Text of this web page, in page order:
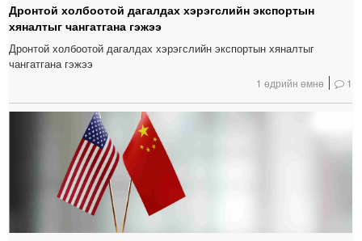
Дронтой холбоотой дагалдах хэрэгслийн экспортын
хяналтыг чангатгана гэжээ
Дронтой холбоотой дагалдах хэрэгслийн экспортын хяналтыг
чангатгана гэжээ
1 өдрийн өмнө 1